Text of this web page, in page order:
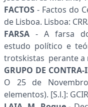
FACTOS - Factos do
de Lisboa. Lisboa:
FARSA - A farsa
estudo político e
trotskistas perante a
GRUPO DE
O 25 de
elementos). [S.l.]: